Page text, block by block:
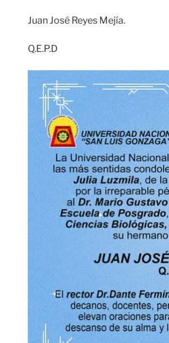
Juan José Reyes Mejía.
Q.E.P.D